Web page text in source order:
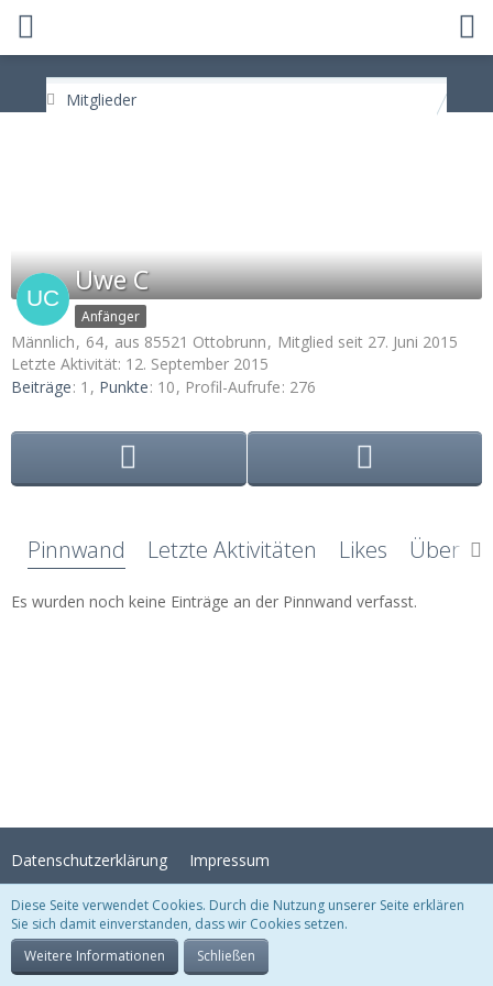
Mitglieder
Uwe C
Anfänger
Männlich 64 aus 85521 Ottobrunn
Mitglied seit 27. Juni 2015
Letzte Aktivität: 12. September 2015
Beiträge 1 Punkte 10 Profil-Aufrufe 276
Pinnwand Letzte Aktivitäten Likes Über
Es wurden noch keine Einträge an der Pinnwand verfasst.
Datenschutzerklärung Impressum
Stil:Crystal Temptation , erstellt vonKittMedia
Community-Software:
Diese Seite verwendet Cookies. Durch die Nutzung unserer Seite erklären
Sie sich damit einverstanden, dass wir Cookies setzen.
Weitere Informationen
Schließen